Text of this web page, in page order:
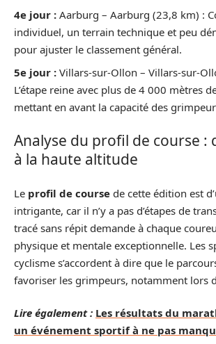
4e jour : Aarburg – Aarburg (23,8 km) :
individuel, un terrain technique et peu
pour ajuster le classement général.
5e jour : Villars-sur-Ollon – Villars-sur-
L’étape reine avec plus de 4 000 mètres
mettant en avant la capacité des
Analyse du profil de course :
à la haute altitude
Le profil de course de cette édition est
intrigante, car il n’y a pas d’étapes de
tracé sans répit demande à chaque
physique et mentale exceptionnelle. Les
cyclisme s’accordent à dire que le
favoriser les grimpeurs, notamment lors
Lire également : Les résultats du
un événement sportif à ne pas